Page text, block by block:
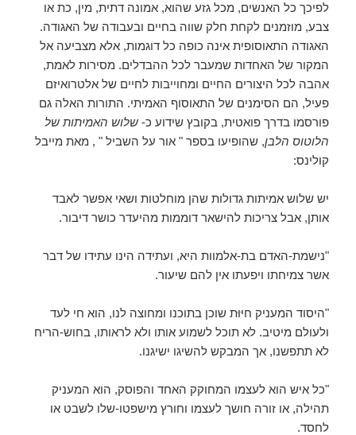
לפיכך כל האנשים, מכל גזע שהוא, אמונה דתית, מין, כת או
צבע, מוזמנים לקחת חלק שווה בחיים ובעבודה של האגודה.
האגודה התאוסופית אינה כופה כל דוגמות, אלא מצביעה אל
המקור של האחדות שמעבר לכל ההבדלים. מסירות לאמת,
אהבה לכל היצורים החיים ומחוייבות לחיים של אלטרואיזם
פעיל, הם הסימנים של התאוסוף האמיתי. התורות האלה גם
פורסמו בדרך פואטית, בקובץ שידוע כ-שלוש האמיתות של
הלוטוס הלבן, שהופיעו בספר " אור על השביל " , מאת מייבל
קולינס:
יש שלוש אמיתות גדולות שהן מוחלטות ושאי אפשר לאבד
אותן, אבל צריכות להישאר דוממות מהיעדר כושר דיבור.
"נישמת-האדם בת-אלמוות היא, ועתידה הינו עתידו של דבר
אשר צמיחתו ויפעתו אין להם שיעור.
"היסוד המעניק חיּוּת שוכן בתוכנו ומחוצה לנו, הוא חי לעד
ולעולם מיטיב. לא תוכל לשמוע אותו ולא לראותו, בחוש-הריח
לא תתפשנו, אך המבקש להשיגו ישיגנו.
"כל איש הוא לעצמו המחוקק האחד והפוסק, הוא המעניק
תהילה, או זורה חושך לעצמו וחורץ מישפטו-שלו לשבט או
לחסד.